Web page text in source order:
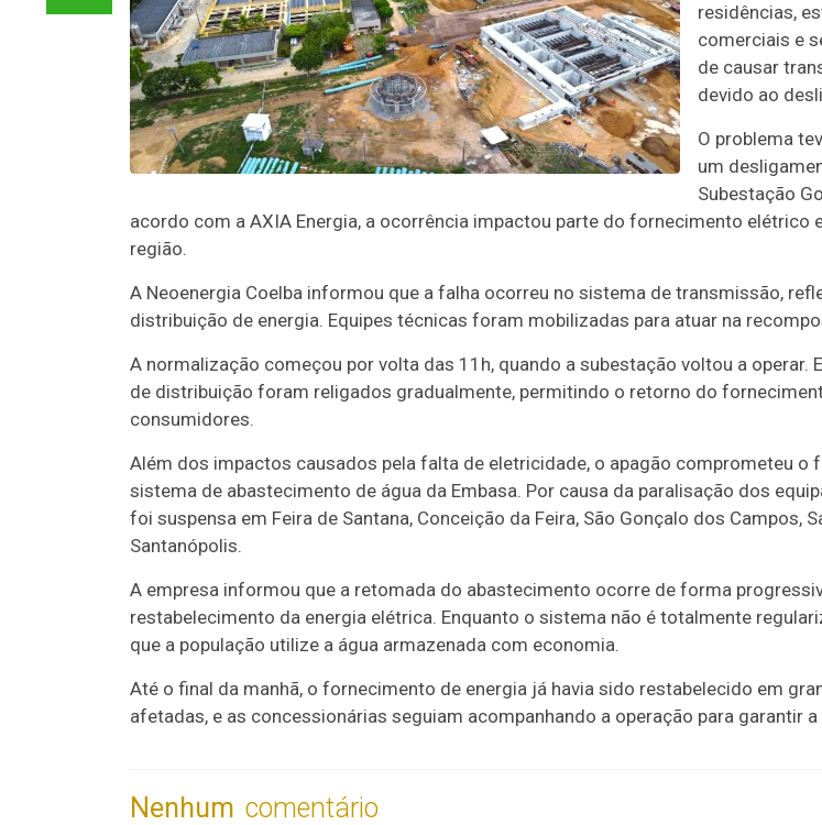
residências,
comerciais e
de causar
devido ao
O problema
um
Subestação
acordo com a AXIA Energia, a ocorrência impactou parte do fornecimento elétrico
região.
A Neoenergia Coelba informou que a falha ocorreu no sistema de transmissão,
distribuição de energia. Equipes técnicas foram mobilizadas para atuar na
A normalização começou por volta das 11h, quando a subestação voltou a operar.
de distribuição foram religados gradualmente, permitindo o retorno do
consumidores.
Além dos impactos causados pela falta de eletricidade, o apagão comprometeu o
sistema de abastecimento de água da Embasa. Por causa da paralisação dos
foi suspensa em Feira de Santana, Conceição da Feira, São Gonçalo dos Campos,
Santanópolis.
A empresa informou que a retomada do abastecimento ocorre de forma
restabelecimento da energia elétrica. Enquanto o sistema não é totalmente
que a população utilize a água armazenada com economia.
Até o final da manhã, o fornecimento de energia já havia sido restabelecido em
afetadas, e as concessionárias seguiam acompanhando a operação para garantir
Nenhum comentário